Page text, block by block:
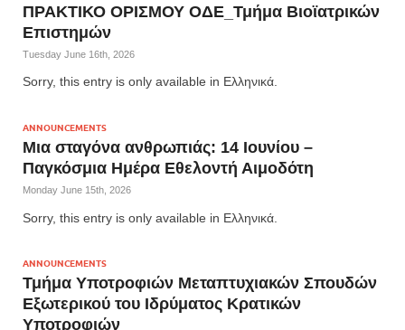
ΠΡΑΚΤΙΚΟ ΟΡΙΣΜΟΥ ΟΔΕ_Τμήμα Βιοϊατρικών
Επιστημών
Tuesday June 16th, 2026
Sorry, this entry is only available in Ελληνικά.
ANNOUNCEMENTS
Μια σταγόνα ανθρωπιάς: 14 Ιουνίου –
Παγκόσμια Ημέρα Εθελοντή Αιμοδότη
Monday June 15th, 2026
Sorry, this entry is only available in Ελληνικά.
ANNOUNCEMENTS
Τμήμα Υποτροφιών Μεταπτυχιακών Σπουδών
Εξωτερικού του Ιδρύματος Κρατικών
Υποτροφιών